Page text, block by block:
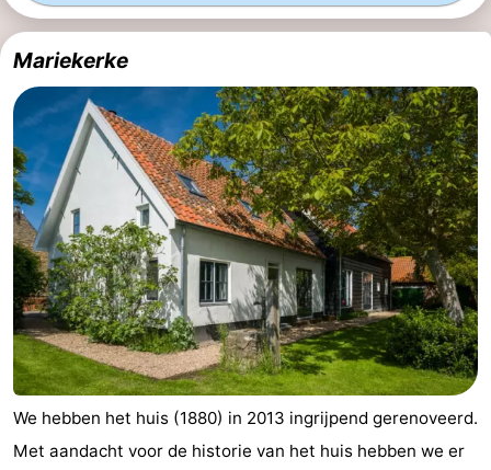
faire
d'intérêt
-
Musées
Galeries
-
Monuments
-
Églises
-
Phares
-
Points
de
vue
Attractions
-
Terrains
Mariekerke
We hebben het huis (1880) in 2013 ingrijpend gerenoveerd.
Met aandacht voor de historie van het huis hebben we er